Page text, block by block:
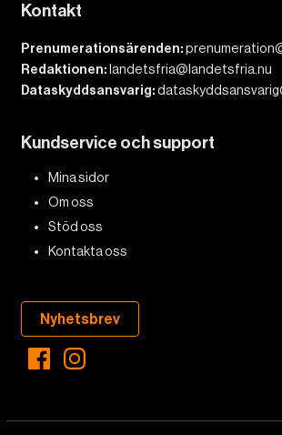
Kontakt
Prenumerationsärenden:
Redaktionen: landetsfria@landetsfria.nu
Dataskyddsansvarig:
Kundservice och support
Mina sidor
Om oss
Stöd oss
Kontakta oss
Nyhetsbrev